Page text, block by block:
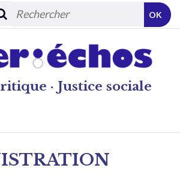
· Justice sociale
OK